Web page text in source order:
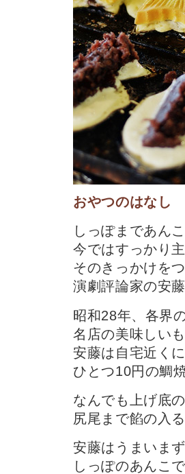
おやつのはなし
しっぽまであん
今ではすっかり
そのきっかけを
演劇評論家の安
昭和28年、各界
名店の美味しい
安藤は自宅近く
ひとつ10円の鯛
なんでも上げ底
尻尾まで餡の入
安藤はうまいま
しっぽのあんこ